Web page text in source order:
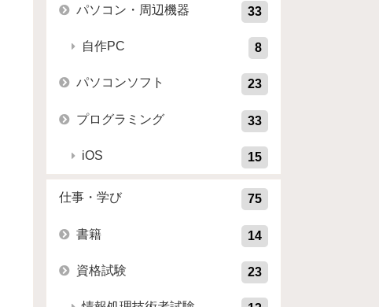
パソコン・周辺機器 33
自作PC 8
パソコンソフト 23
プログラミング 33
iOS 15
仕事・学び 75
書籍 14
資格試験 23